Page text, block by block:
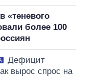
«теневого
более 100
Дефицит
вырос спрос на